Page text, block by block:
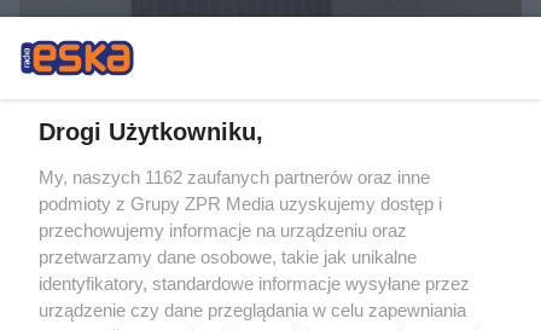
DOMOWE PORZĄDKI
Hiszpański sposób na czystą toaletę.
Rozpuszcza kamień i osady przez
noc
Drogi Użytkowniku,
My, naszych 1162 zaufanych partnerów oraz inne
podmioty z Grupy ZPR Media uzyskujemy dostęp i
przechowujemy informacje na urządzeniu oraz
przetwarzamy dane osobowe, takie jak unikalne
identyfikatory, standardowe informacje wysyłane przez
urządzenie czy dane przeglądania w celu zapewniania